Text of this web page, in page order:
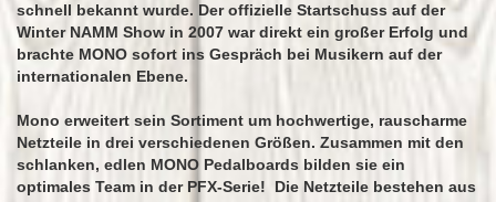
schnell bekannt wurde. Der offizielle Startschuss auf der
Winter NAMM Show in 2007 war direkt ein großer Erfolg und
brachte MONO sofort ins Gespräch bei Musikern auf der
internationalen Ebene.
Mono erweitert sein Sortiment um hochwertige, rauscharme
Netzteile in drei verschiedenen Größen. Zusammen mit den
schlanken, edlen MONO Pedalboards bilden sie ein
optimales Team in der PFX-Serie! Die Netzteile bestehen aus